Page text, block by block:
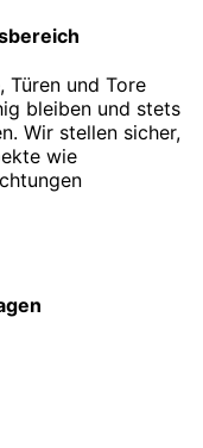
Türen und Tore
bleiben und stets
Wir stellen sicher,
wie